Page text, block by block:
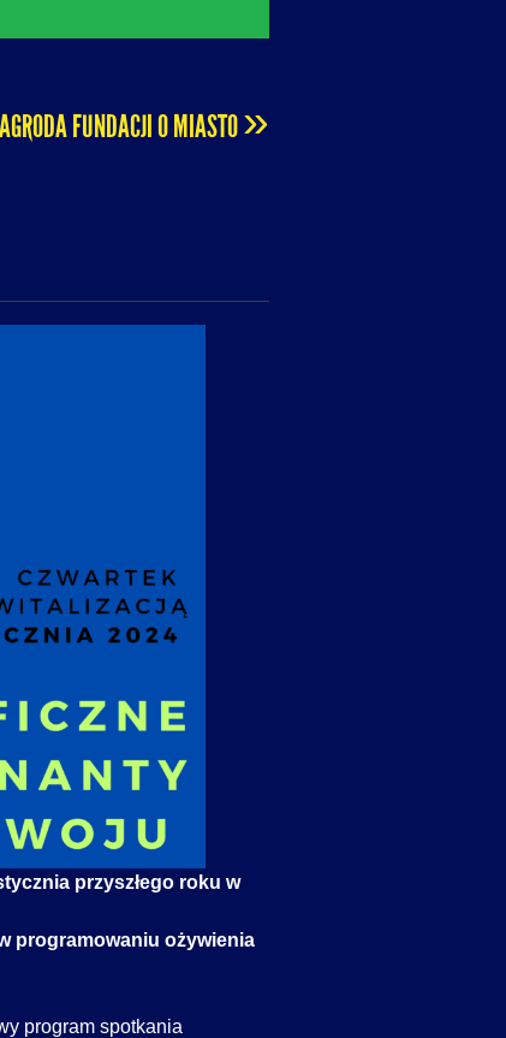
FUNDACJI O MIASTO»
przyszłego roku w
programowaniu ożywienia
program spotkania